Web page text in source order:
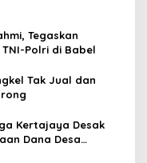
Tegaskan
Polri di Babel
Tak Jual dan
Kertajaya Desak
Dana Desa